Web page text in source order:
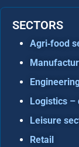
SECTORS
Agri‑food
Logistics –
Leisure
Retail